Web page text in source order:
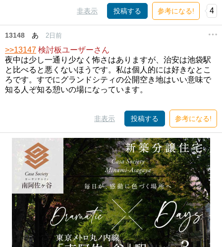
非表示 投稿する 参考になる! 4
13148 あ 2日前
>>13147 検討板ユーザーさん
夜中は少し一通り少なく怖さはありますが、治安は池袋駅
と比べると悪くないほうです。私は個人的には好きなとこ
ろです。すでにグランドシティの公開空き地はいい意味で
知る人ぞ知る憩いの場になっています。
非表示 投稿する 参考になる!